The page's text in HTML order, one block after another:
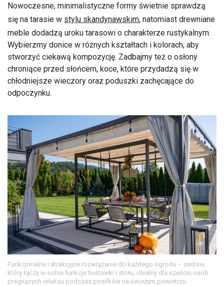
Nowoczesne, minimalistyczne formy świetnie sprawdzą
się na tarasie w stylu skandynawskim, natomiast drewniane
meble dodadzą uroku tarasowi o charakterze rustykalnym.
Wybierzmy donice w różnych kształtach i kolorach, aby
stworzyć ciekawą kompozycję. Zadbajmy też o osłony
chroniące przed słońcem, koce, które przydadzą się w
chłodniejsze wieczory oraz poduszki zachęcające do
odpoczynku.
Funkcjonalne i atrakcyjne rozwiązanie do każdego ogrodu – zestaw,
który łączy w sobie funkcje huśtawki i stołu, idealny dla sześciu osób
pragnących relaksu podczas posiłków na świeżym powietrzu